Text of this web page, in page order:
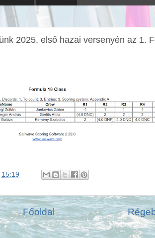
2025. első hazai versenyén az 1.
15:19
Főoldal